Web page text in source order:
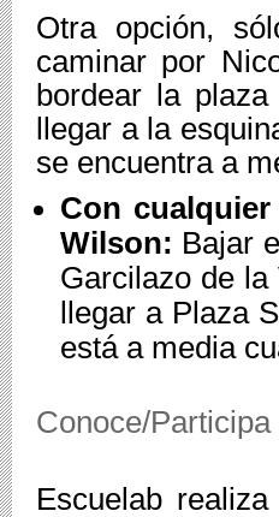
Otra opción,
caminar por
bordear la
llegar a la
se encuentra a
Con
Wilson: Bajar
Garcilazo de
llegar a Plaza
está a media
Conoce/
Escuelab